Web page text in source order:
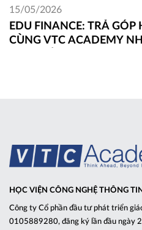
EDU FINANCE: TRẢ GÓP
CÙNG VTC ACADEMY
15/05/2026
HỌC VIỆN CÔNG NGHỆ THÔNG
Công ty Cổ phần đầu tư phát triển
0105889280, đăng ký lần đầu ngày